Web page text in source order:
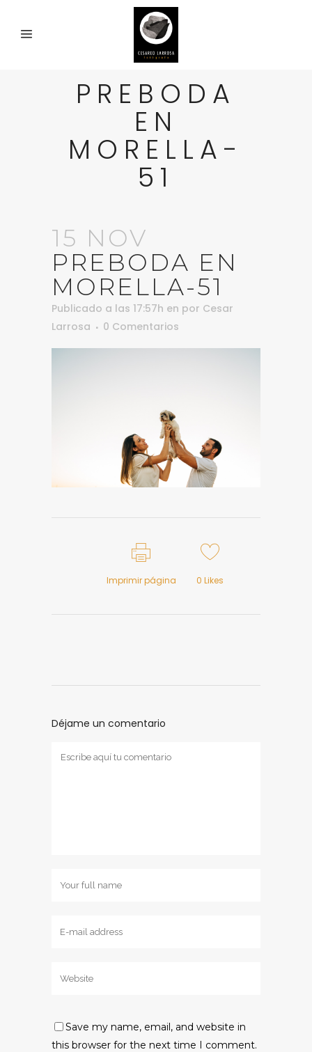
PREBODA
EN
MORELLA-
51
15 NOV
PREBODA EN
MORELLA-51
Publicado a las 17:57h en por Cesar
Larrosa
0 Comentarios
Imprimir página 0 Likes
Déjame un comentario
Save my name, email, and website in
this browser for the next time I comment.